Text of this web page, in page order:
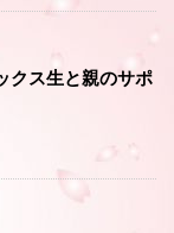
クス生と親のサポ